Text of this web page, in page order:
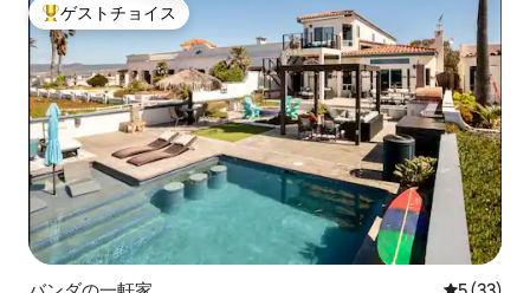
大好評のゲストチョイスです。
ゲストチョイス